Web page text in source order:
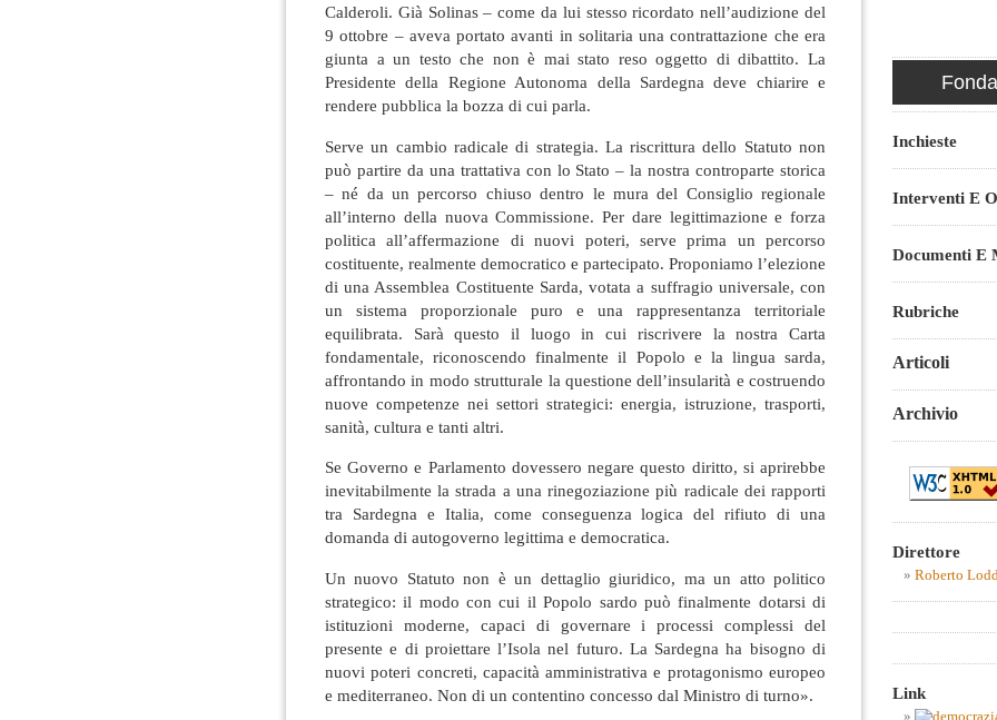
Calderoli. Già Solinas – come da lui stesso ricordato nell’audizione del
9 ottobre – aveva portato avanti in solitaria una contrattazione che era
giunta a un testo che non è mai stato reso oggetto di dibattito. La
Presidente della Regione Autonoma della Sardegna deve chiarire e
rendere pubblica la bozza di cui parla.
Serve un cambio radicale di strategia. La riscrittura dello Statuto non
può partire da una trattativa con lo Stato – la nostra controparte storica
– né da un percorso chiuso dentro le mura del Consiglio regionale
all’interno della nuova Commissione. Per dare legittimazione e forza
politica all’affermazione di nuovi poteri, serve prima un percorso
costituente, realmente democratico e partecipato. Proponiamo l’elezione
di una Assemblea Costituente Sarda, votata a suffragio universale, con
un sistema proporzionale puro e una rappresentanza territoriale
equilibrata. Sarà questo il luogo in cui riscrivere la nostra Carta
fondamentale, riconoscendo finalmente il Popolo e la lingua sarda,
affrontando in modo strutturale la questione dell’insularità e costruendo
nuove competenze nei settori strategici: energia, istruzione, trasporti,
sanità, cultura e tanti altri.
Se Governo e Parlamento dovessero negare questo diritto, si aprirebbe
inevitabilmente la strada a una rinegoziazione più radicale dei rapporti
tra Sardegna e Italia, come conseguenza logica del rifiuto di una
domanda di autogoverno legittima e democratica.
Un nuovo Statuto non è un dettaglio giuridico, ma un atto politico
strategico: il modo con cui il Popolo sardo può finalmente dotarsi di
istituzioni moderne, capaci di governare i processi complessi del
presente e di proiettare l’Isola nel futuro. La Sardegna ha bisogno di
nuovi poteri concreti, capacità amministrativa e protagonismo europeo
e mediterraneo. Non di un contentino concesso dal Ministro di turno».
Inchieste
Interventi E
Documenti E
Rubriche
Articoli
Archivio
Direttore
Roberto
Link